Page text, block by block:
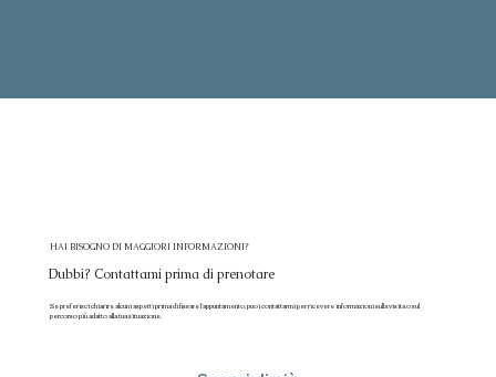
HAI BISOGNO DI MAGGIORI INFORMAZIONI?
Dubbi? Contattami prima di prenotare
Se preferisci chiarire alcuni aspetti prima di fissare l’appuntamento, puoi contattarmi per ricevere informazioni sulla visita o sul
percorso più adatto alla tua situazione.